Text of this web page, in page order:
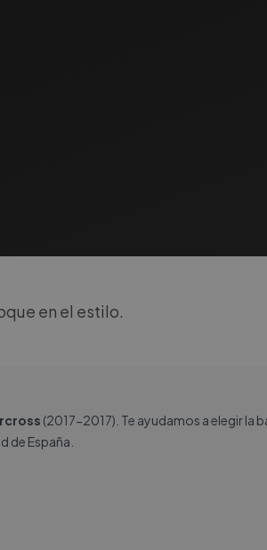
en el estilo.
(2017-2017). Te ayudamos a elegir la
de España.